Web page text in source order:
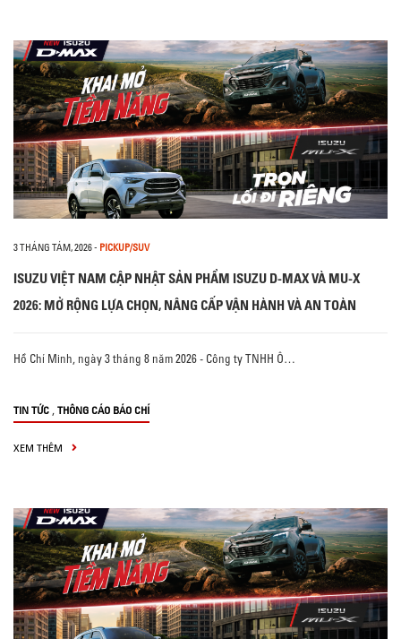
3 THÁNG TÁM, 2026- PICKUP/SUV
ISUZU VIỆT NAM CẬP NHẬT SẢN PHẨM ISUZU D-MAX VÀ MU-X
2026: MỞ RỘNG LỰA CHỌN, NÂNG CẤP VẬN HÀNH VÀ AN TOÀN
Hồ Chí Minh, ngày 3 tháng 8 năm 2026 - Công ty TNHH Ô…
TIN TỨC , THÔNG CÁO BÁO CHÍ
XEM THÊM